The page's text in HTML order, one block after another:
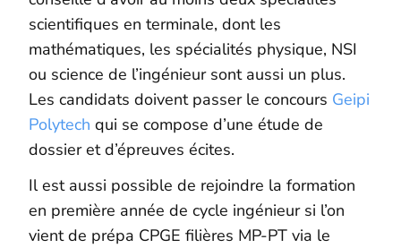
scientifiques en terminale, dont les
mathématiques, les spécialités physique, NSI
ou science de l’ingénieur sont aussi un plus.
Les candidats doivent passer le concours Geipi
Polytech qui se compose d’une étude de
dossier et d’épreuves écites.
Il est aussi possible de rejoindre la formation
en première année de cycle ingénieur si l’on
vient de prépa CPGE filières MP-PT via le